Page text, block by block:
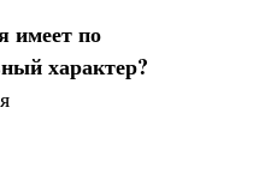
имеет по
характер?